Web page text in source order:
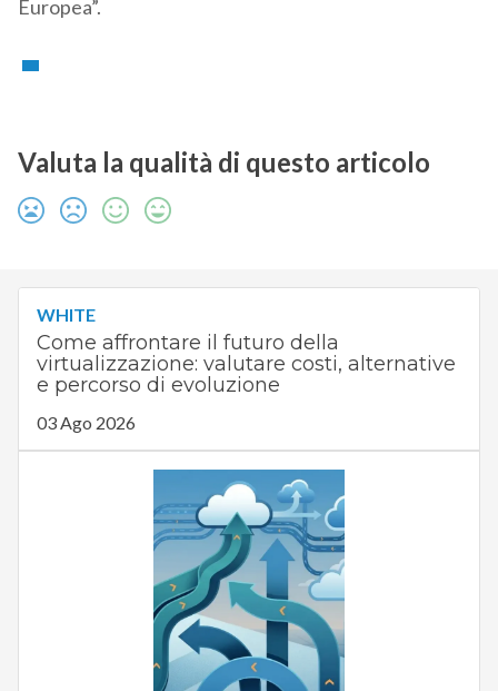
Europea”.
Valuta la qualità di questo articolo
WHITE
Come affrontare il futuro della
virtualizzazione: valutare costi, alternative
e percorso di evoluzione
03 Ago 2026